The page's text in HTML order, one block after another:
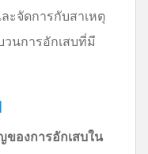
ะจัดการกับสาเหตุ
วนการอักเสบที่มี
องการอักเสบใน